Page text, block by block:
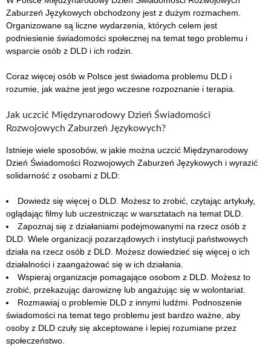
Zaburzeń Językowych obchodzony jest z dużym rozmachem.
Organizowane są liczne wydarzenia, których celem jest
podniesienie świadomości społecznej na temat tego problemu i
wsparcie osób z DLD i ich rodzin.
Coraz więcej osób w Polsce jest świadoma problemu DLD i
rozumie, jak ważne jest jego wczesne rozpoznanie i terapia.
Jak uczcić Międzynarodowy Dzień Świadomości
Rozwojowych Zaburzeń Językowych?
Istnieje wiele sposobów, w jakie można uczcić Międzynarodowy
Dzień Świadomości Rozwojowych Zaburzeń Językowych i wyrazić
solidarność z osobami z DLD:
Dowiedz się więcej o DLD. Możesz to zrobić, czytając artykuły,
oglądając filmy lub uczestnicząc w warsztatach na temat DLD.
Zapoznaj się z działaniami podejmowanymi na rzecz osób z
DLD. Wiele organizacji pozarządowych i instytucji państwowych
działa na rzecz osób z DLD. Możesz dowiedzieć się więcej o ich
działalności i zaangażować się w ich działania.
Wspieraj organizacje pomagające osobom z DLD. Możesz to
zrobić, przekazując darowiznę lub angażując się w wolontariat.
Rozmawiaj o problemie DLD z innymi ludźmi. Podnoszenie
świadomości na temat tego problemu jest bardzo ważne, aby
osoby z DLD czuły się akceptowane i lepiej rozumiane przez
społeczeństwo.